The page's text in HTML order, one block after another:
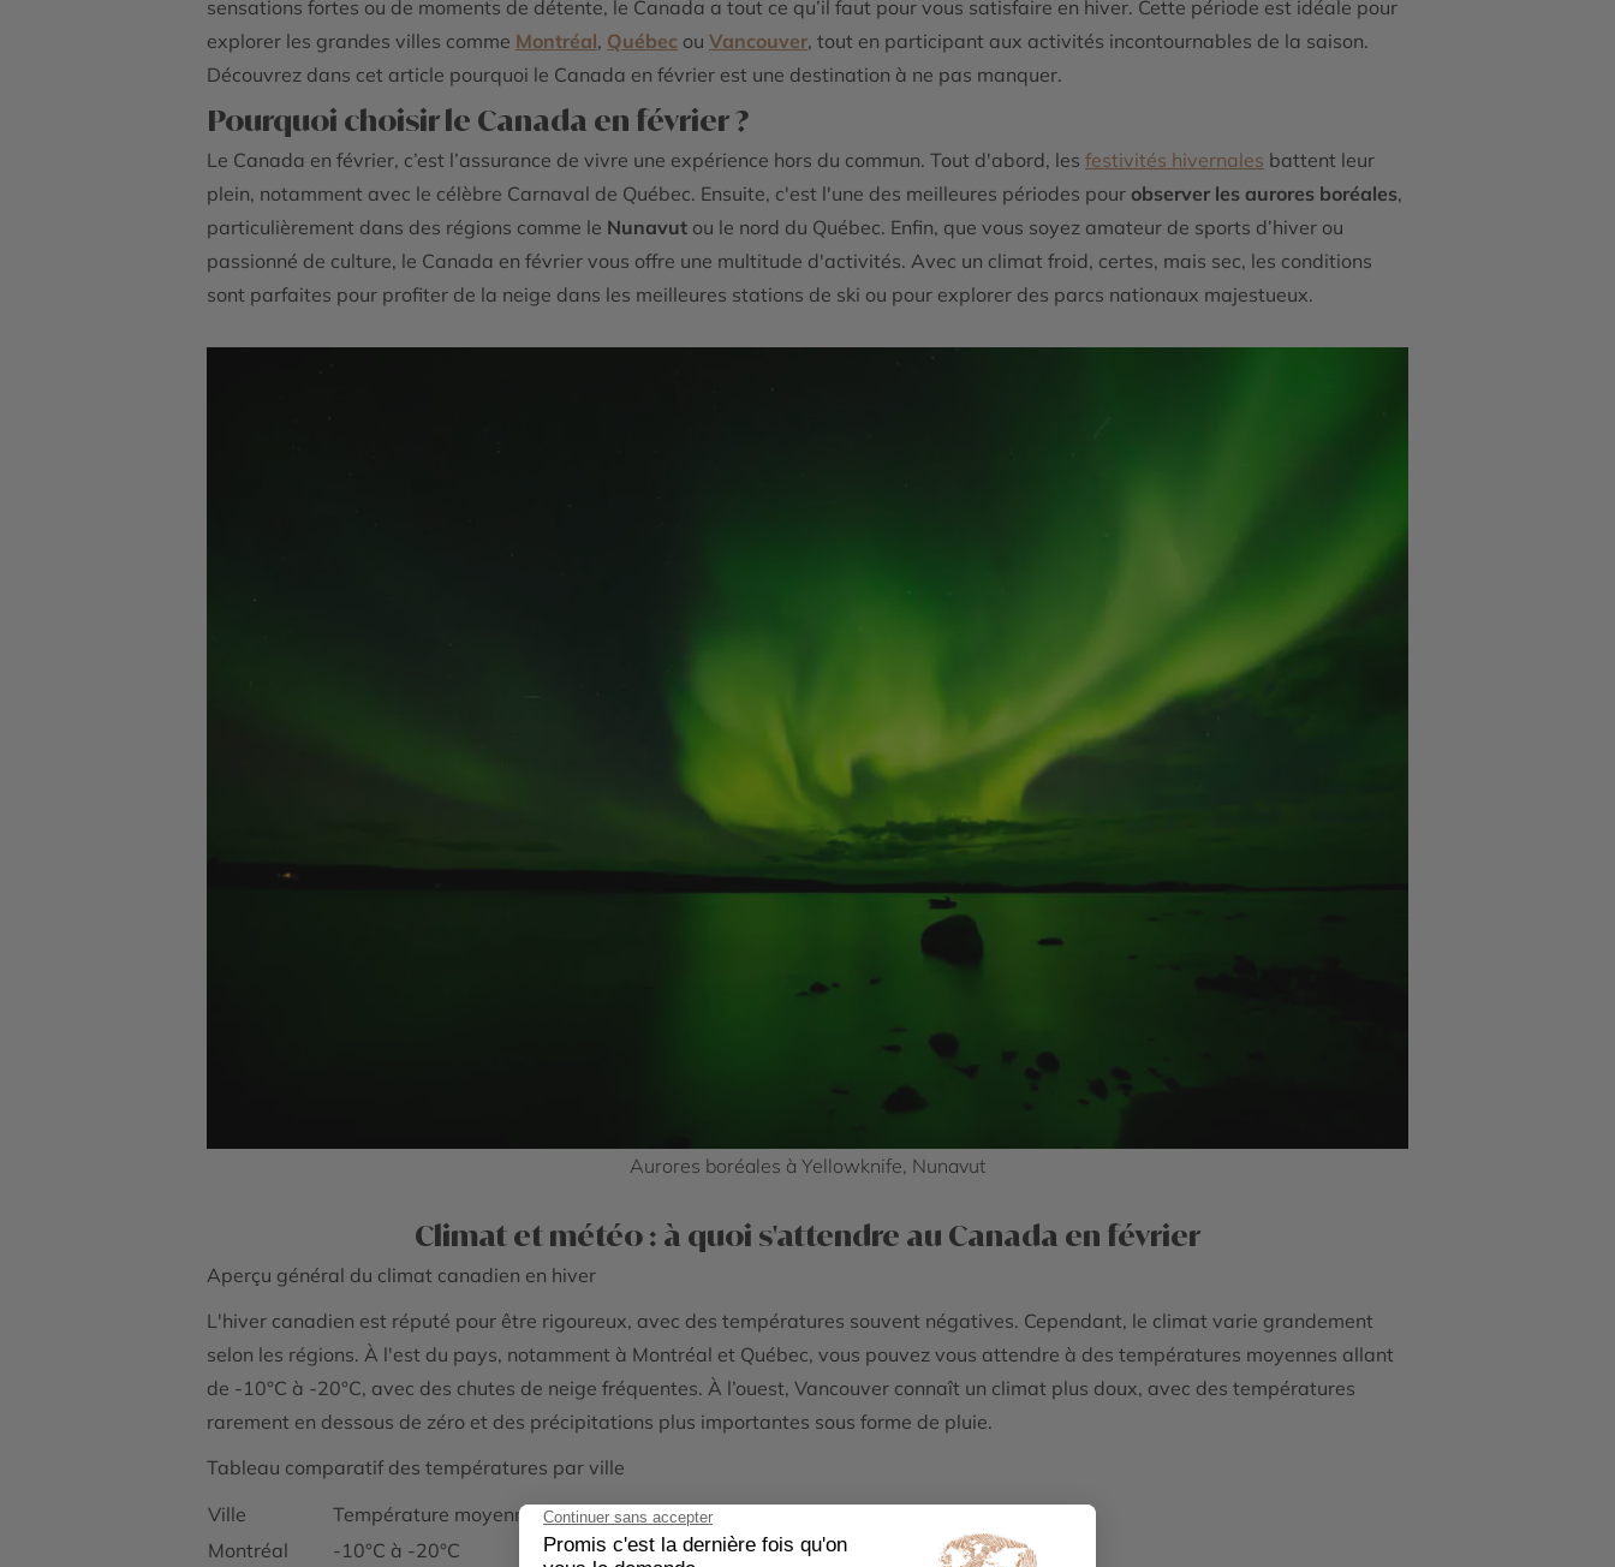
sensations fortes ou de moments de détente, le Canada a tout ce qu’il faut pour vous satisfaire en hiver. Cette période est idéale pour
explorer les grandes villes comme Montréal, Québec ou Vancouver, tout en participant aux activités incontournables de la saison.
Découvrez dans cet article pourquoi le Canada en février est une destination à ne pas manquer.
Pourquoi choisir le Canada en février ?
Le Canada en février, c’est l’assurance de vivre une expérience hors du commun. Tout d'abord, les festivités hivernales battent leur
plein, notamment avec le célèbre Carnaval de Québec. Ensuite, c'est l'une des meilleures périodes pour observer les aurores boréales,
particulièrement dans des régions comme le Nunavut ou le nord du Québec. Enfin, que vous soyez amateur de sports d’hiver ou
passionné de culture, le Canada en février vous offre une multitude d'activités. Avec un climat froid, certes, mais sec, les conditions
sont parfaites pour profiter de la neige dans les meilleures stations de ski ou pour explorer des parcs nationaux majestueux.
Aurores boréales à Yellowknife, Nunavut
Climat et météo : à quoi s'attendre au Canada en février
Aperçu général du climat canadien en hiver
L'hiver canadien est réputé pour être rigoureux, avec des températures souvent négatives. Cependant, le climat varie grandement
selon les régions. À l'est du pays, notamment à Montréal et Québec, vous pouvez vous attendre à des températures moyennes allant
de -10°C à -20°C, avec des chutes de neige fréquentes. À l’ouest, Vancouver connaît un climat plus doux, avec des températures
rarement en dessous de zéro et des précipitations plus importantes sous forme de pluie.
Tableau comparatif des températures par ville
Ville
Température moyenne (février)
Précipitations moyennes (février)
Montréal
-10°C à -20°C
63 mm de neige